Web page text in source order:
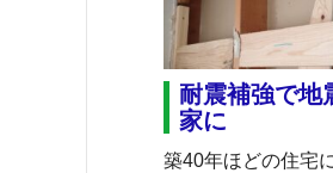
耐震補強で地
家に
築40年ほどの住宅